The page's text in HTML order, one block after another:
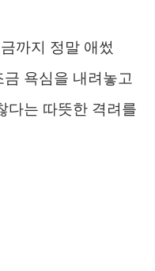
까지 정말 애썼
금 욕심을 내려놓고
다는 따뜻한 격려를